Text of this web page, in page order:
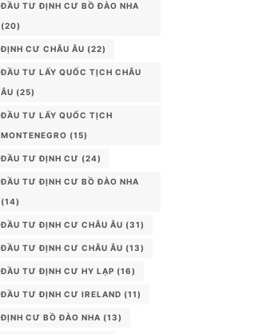
ĐẦU TƯ ĐỊNH CƯ BỒ ĐÀO NHA
(20)
ĐỊNH CƯ CHÂU ÂU (22)
ĐẦU TƯ LẤY QUỐC TỊCH CHÂU
ÂU (25)
ĐẦU TƯ LẤY QUỐC TỊCH
MONTENEGRO (15)
ĐẦU TƯ ĐỊNH CƯ (24)
ĐẦU TƯ ĐỊNH CƯ BỒ ĐÀO NHA
(14)
ĐẦU TƯ ĐỊNH CƯ CHÂU ÂU (31)
ĐẦU TƯ ĐỊNH CƯ CHÂU ÂU (13)
ĐẦU TƯ ĐỊNH CƯ HY LẠP (16)
ĐẦU TƯ ĐỊNH CƯ IRELAND (11)
ĐỊNH CƯ BỒ ĐÀO NHA (13)